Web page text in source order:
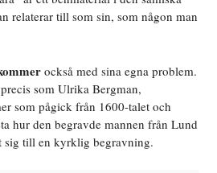
relaterar till som sin, som någon man
också med sina egna problem.
som Ulrika Bergman,
som pågick från 1600-talet och
hur den begravde mannen från Lund
sig till en kyrklig begravning.